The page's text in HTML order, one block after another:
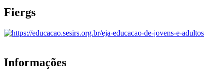
Fiergs
Informações